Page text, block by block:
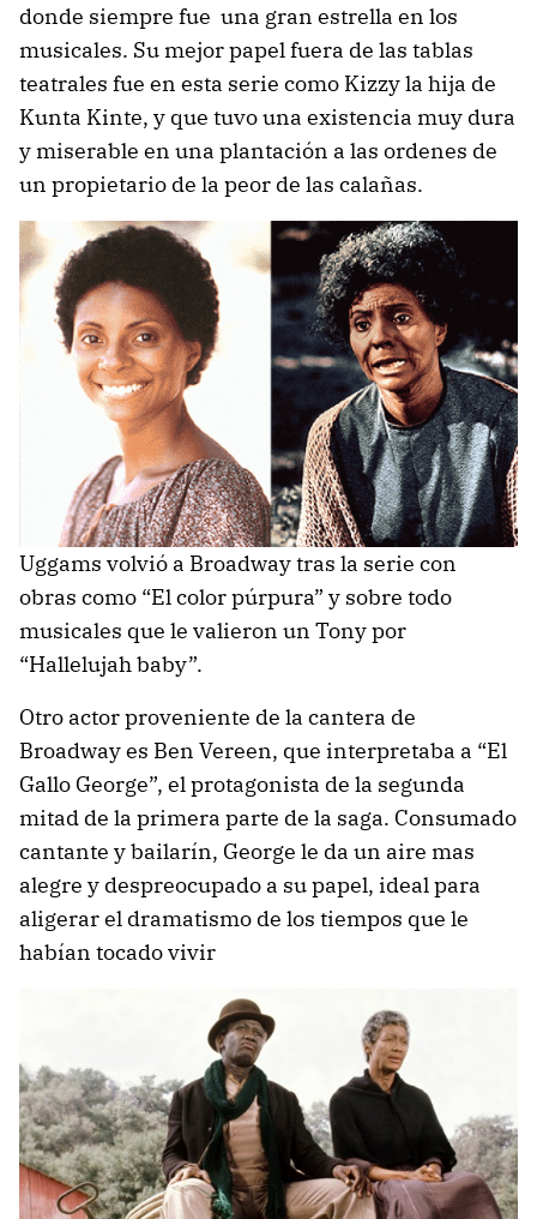
donde siempre fue una gran estrella en los
musicales. Su mejor papel fuera de las tablas
teatrales fue en esta serie como Kizzy la hija de
Kunta Kinte, y que tuvo una existencia muy dura
y miserable en una plantación a las ordenes de
un propietario de la peor de las calañas.
Uggams volvió a Broadway tras la serie con
obras como “El color púrpura” y sobre todo
musicales que le valieron un Tony por
“Hallelujah baby”.
Otro actor proveniente de la cantera de
Broadway es Ben Vereen, que interpretaba a “El
Gallo George”, el protagonista de la segunda
mitad de la primera parte de la saga. Consumado
cantante y bailarín, George le da un aire mas
alegre y despreocupado a su papel, ideal para
aligerar el dramatismo de los tiempos que le
habían tocado vivir